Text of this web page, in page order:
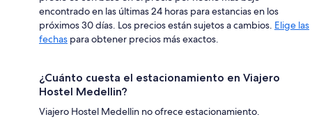
encontrado en las últimas 24 horas para estancias en los
próximos 30 días. Los precios están sujetos a cambios. Elige las
fechas para obtener precios más exactos.
¿Cuánto cuesta el estacionamiento en Viajero
Hostel Medellin?
Viajero Hostel Medellin no ofrece estacionamiento.